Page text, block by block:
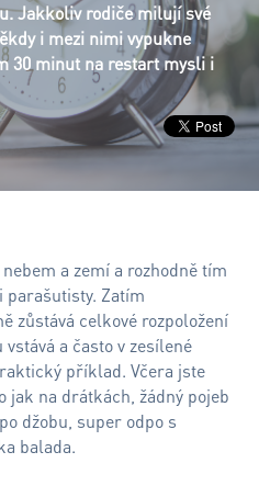
Jakkoliv rodiče milují své
i mezi nimi vypukne
30 minut na restart mysli i
a zemí a rozhodně tím
parašutisty. Zatím
zůstává celkové rozpoložení
a často v zesílené
příklad. Včera jste
jak na drátkách, žádný pojeb
džobu, super odpo s
balada.